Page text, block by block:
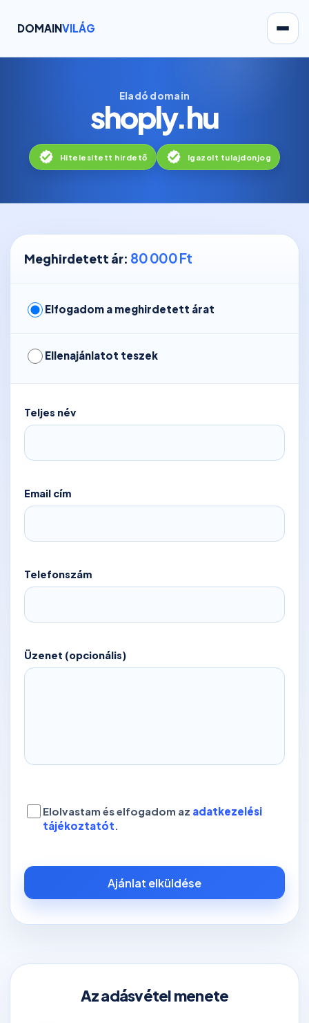
DOMAINVILÁG
Eladó domain
shoply.hu
Hitelesített hirdető Igazolt tulajdonjog
Meghirdetett ár: 80 000 Ft
Elfogadom a meghirdetett árat
Ellenajánlatot teszek
Teljes név
Email cím
Telefonszám
Üzenet (opcionális)
Elolvastam és elfogadom az adatkezelési
tájékoztatót.
Ajánlat elküldése
Az adásvétel menete